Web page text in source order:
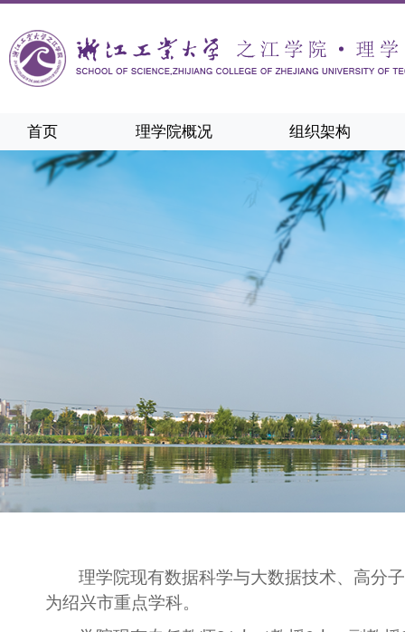
首页 理学院概况 组织架构
理学院现有数据科学与大数据技术、高分
为绍兴市重点学科。